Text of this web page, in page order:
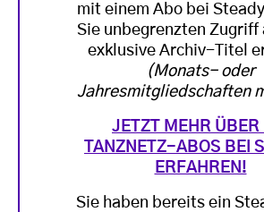
mit einem Abo bei
Sie unbegrenzten Zugriff
exklusive Archiv-Titel
(Monats- oder
Jahresmitgliedschaften
JETZT MEHR ÜBER
TANZNETZ-ABOS BEI
ERFAHREN!
Sie haben bereits ein